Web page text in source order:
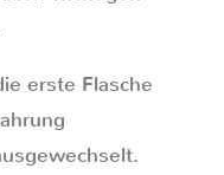
erste Flasche